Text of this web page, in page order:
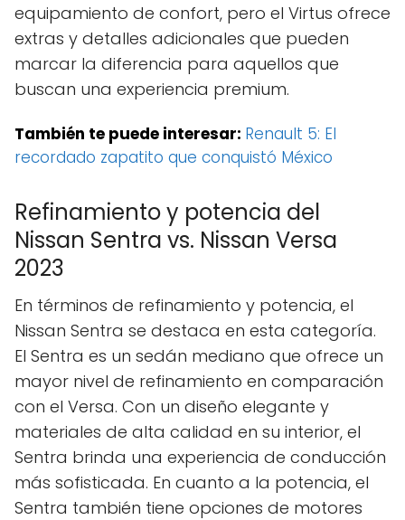
equipamiento de confort, pero el Virtus ofrece
extras y detalles adicionales que pueden
marcar la diferencia para aquellos que
buscan una experiencia premium.
También te puede interesar: Renault 5: El
recordado zapatito que conquistó México
Refinamiento y potencia del
Nissan Sentra vs. Nissan Versa
2023
En términos de refinamiento y potencia, el
Nissan Sentra se destaca en esta categoría.
El Sentra es un sedán mediano que ofrece un
mayor nivel de refinamiento en comparación
con el Versa. Con un diseño elegante y
materiales de alta calidad en su interior, el
Sentra brinda una experiencia de conducción
más sofisticada. En cuanto a la potencia, el
Sentra también tiene opciones de motores